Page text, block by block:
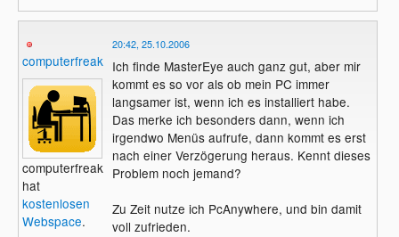
computerfreak1
computerfreak1
hat
kostenlosen
Webspace.
20:42, 25.10.2006
Ich finde MasterEye auch ganz gut, aber mir
kommt es so vor als ob mein PC immer
langsamer ist, wenn ich es installiert habe.
Das merke ich besonders dann, wenn ich
irgendwo Menüs aufrufe, dann kommt es erst
nach einer Verzögerung heraus. Kennt dieses
Problem noch jemand?
Zu Zeit nutze ich PcAnywhere, und bin damit
voll zufrieden.